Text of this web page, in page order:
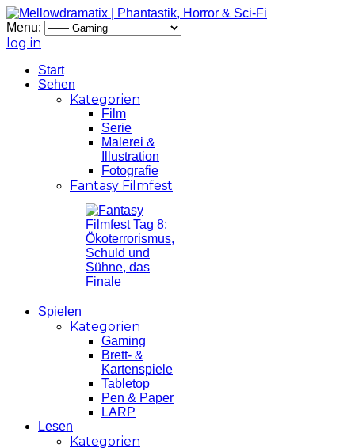
Menu:
log in
Start
Sehen
Kategorien
Film
Serie
Malerei &
Illustration
Fotografie
Fantasy Filmfest
Spielen
Kategorien
Gaming
Brett- &
Kartenspiele
Tabletop
Pen & Paper
LARP
Lesen
Kategorien